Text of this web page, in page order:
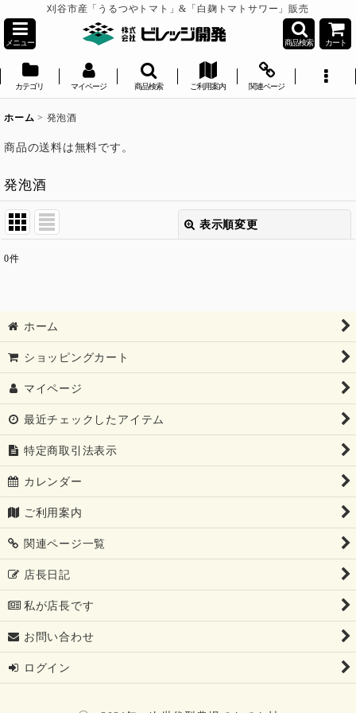
刈谷市産「うるつやトマト」&「白麹トマトサワー」販売
メニュー 商品検索 カート
カテゴリ マイページ 商品検索 ご利用案内 関連ページ
ホーム > 発泡酒
商品の送料は無料です。
発泡酒
表示順変更
0件
ホーム
ショッピングカート
マイページ
最近チェックしたアイテム
特定商取引法表示
カレンダー
ご利用案内
関連ページ一覧
店長日記
私が店長です
お問い合わせ
ログイン